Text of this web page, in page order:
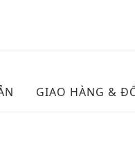
GIAO HÀNG &